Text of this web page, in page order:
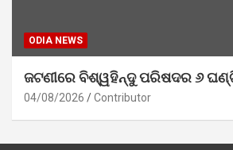
ODIA NEWS
ଜଟଣୀରେ ବିଶ୍ୱହିନ୍ଦୁ ପରିଷଦର ୬
04/08/2026 Contributor